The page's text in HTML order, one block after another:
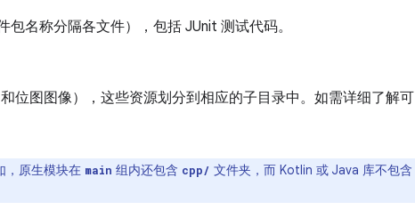
名称分隔各文件），包括 JUnit 测试代码。
位图图像），这些资源划分到相应的子目录中。如需详细了解可
，原生模块在 main 组内还包含 cpp/ 文件夹，而 Kotlin 或 Java 库不包含